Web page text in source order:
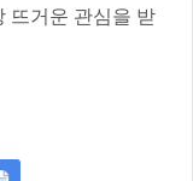
뜨거운 관심을 받